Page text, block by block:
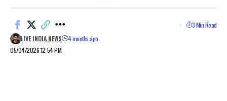
05/04/2026 12:54 PM
LIVE INDIA NEWS 4 months ago
3 Min Read